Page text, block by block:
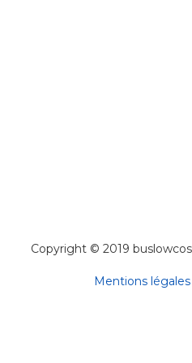
Copyright © 2019
Mentions légales